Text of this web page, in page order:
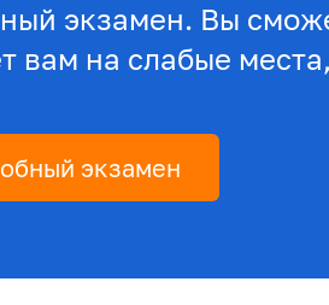
экзамен. Вы
вам на слабые
экзамен